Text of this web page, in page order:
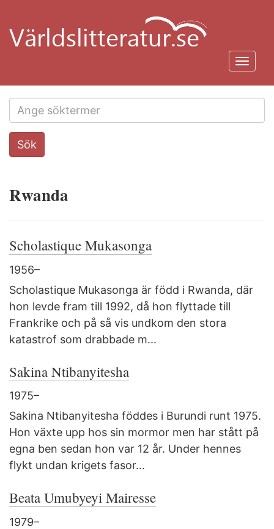
huvudinnehåll
Search
this
Sök
Rwanda
Scholastique Mukasonga
1956–
Scholastique Mukasonga är född i Rwanda, där
hon levde fram till 1992, då hon flyttade till
Frankrike och på så vis undkom den stora
katastrof som drabbade m...
Sakina Ntibanyitesha
1975–
Sakina Ntibanyitesha föddes i Burundi runt 1975.
Hon växte upp hos sin mormor men har stått på
egna ben sedan hon var 12 år. Under hennes
flykt undan krigets fasor...
Beata Umubyeyi Mairesse
1979–